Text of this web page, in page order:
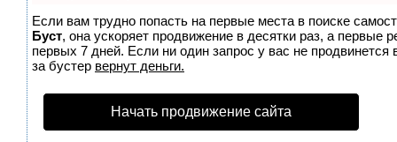
Если вам трудно попасть на первые места в поиске
Буст, она ускоряет продвижение в десятки раз, а первые
первых 7 дней. Если ни один запрос у вас не продвинется
за бустер вернут деньги.
Начать продвижение сайта